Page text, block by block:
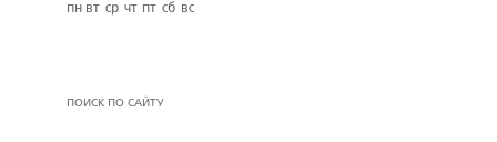
пн вт ср чт пт сб вс
ПОИСК ПО САЙТУ